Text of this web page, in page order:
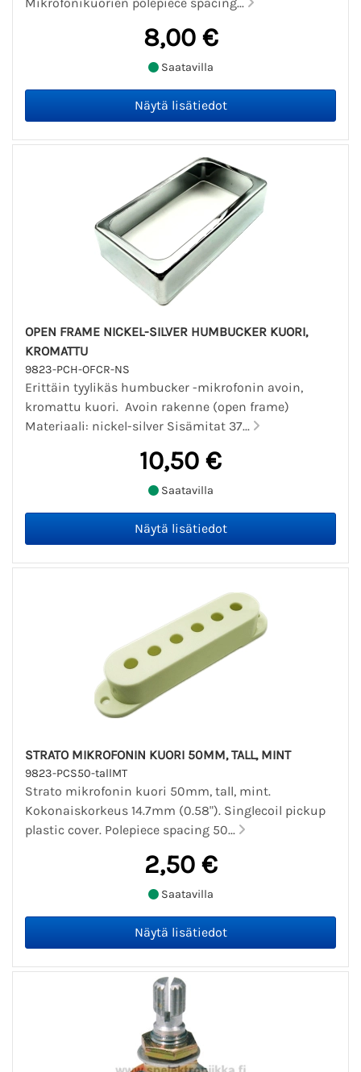
8,00 €
Saatavilla
OPEN FRAME NICKEL-SILVER HUMBUCKER KUORI,
KROMATTU
9823-PCH-OFCR-NS
Erittäin tyylikäs humbucker -mikrofonin avoin,
kromattu kuori. Avoin rakenne (open frame)
Materiaali: nickel-silver Sisämitat 37...
10,50 €
Saatavilla
STRATO MIKROFONIN KUORI 50MM, TALL, MINT
9823-PCS50-tallMT
Strato mikrofonin kuori 50mm, tall, mint.
Kokonaiskorkeus 14.7mm (0.58"). Singlecoil pickup
plastic cover. Polepiece spacing 50...
2,50 €
Saatavilla